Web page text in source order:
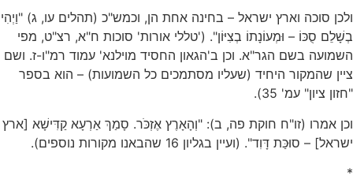
ולכן סוכה וארץ ישראל – בחינה אחת הן, וכמש"כ (תהלים עו, ג) "וַיְהִי
בְשָׁלֵם סֻכּוֹ – וּמְעוֹנָתוֹ בְצִיּוֹן". ('טללי אורות' סוכות ח"א, רצ"ט, מפי
השמועה בשם הגר"א. וכן ב'הגאון החסיד מוילנא' עמוד רמ"ו-ז. ושם
ציין שהמקור היחיד (שעליו מסתמכים כל השמועות) – הוא בספר
"חזון ציון" עמ' 35).
וכן אמרו (זו"ח חוקת פה, ב): "וְהָאָרֶץ אֶזְכֹּר. סָמַךְ אַרְעָא קַדִּישָׁא [ארץ
ישראל] – סוּכַּת דָּוִד". (ועיין בגליון 16 שהבאנו מקורות נוספים).
*